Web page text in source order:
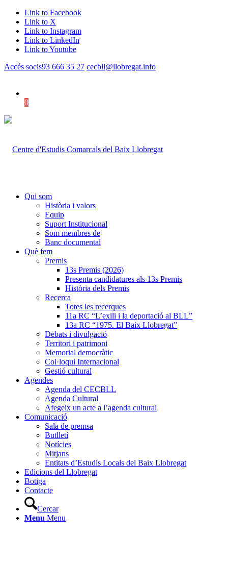
Link to Facebook
Link to X
Link to Instagram
Link to LinkedIn
Link to Youtube
Accés socis93 666 35 27 cecbll@llobregat.info
0
Qui som
Història i valors
Equip
Suport Institucional
Som membres de
Banc documental
Què fem
Premis
13s Premis (2026)
Presenta candidatures als 13s Premis
Història dels Premis
Recerca
Totes les recerques
11a RC “L’exili i la deportació al BLL”
13a RC “1975. El Baix Llobregat”
Debats i divulgació
Territori i patrimoni
Memorial democràtic
Col·loqui Internacional
Gestió cultural
Agendes
Agenda del CECBLL
Agenda Cultural
Afegeix un acte a l’agenda cultural
Comunicació
Sala de premsa
Butlletí
Notícies
Mitjans
Entitats d’Estudis Locals del Baix Llobregat
Edicions del Llobregat
Botiga
Contacte
Cercar
Menu Menu